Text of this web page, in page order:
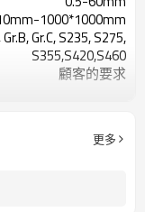
1000*1000mm
Gr.B, Gr.C, S235, S275,
S355,S420,S460
顧客的要求
Hollow section: ASTM
更多